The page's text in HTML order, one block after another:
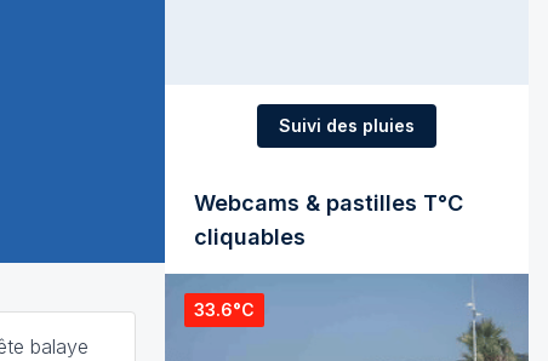
balaye
Suivi des pluies
Webcams & pastilles T°C
cliquables
33.6°C